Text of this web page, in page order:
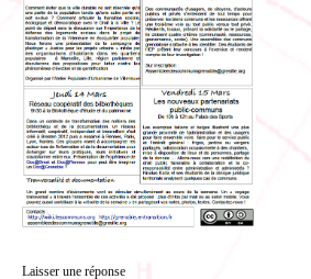
Laisser une réponse